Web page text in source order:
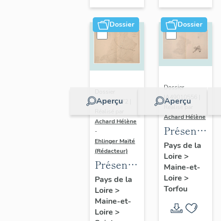
sur-
Moine
Dossier
Aperçu
IA49010572 |
Achard Hélène
-
Ehlinger Maïté
(Rédacteur)
Présentation
du
patrimoine
industriel
Pays de la
Loire >
Maine-et-
Loire >
Dossier
Aperçu
Dossier
IA49010556 |
Réalisé par
Achard Hélène
du
patrimoine
industriel
de la
commune
de
Pays de la
Loire >
Maine-et-
Loire >
Torfou